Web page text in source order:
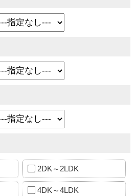
2DK～2LDK
4DK～4LDK